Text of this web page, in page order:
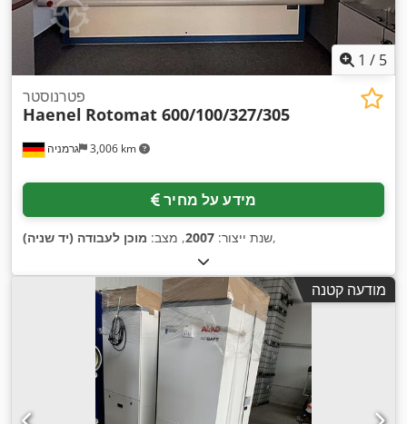
1 / 5
גרמניה 3,006 km
פטרנוסטר
Haenel Rotomat 600/100/327/305
מידע על מחיר
שנת ייצור: 2007, מצב: מוכן לעבודה (יד שניה) ,
מודעה קטנה